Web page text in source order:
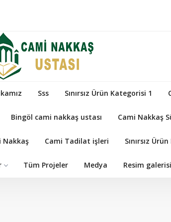
Sss Sınırsız Ürün Kategorisi 1
Bingöl cami nakkaş ustası Cami Nakkaş
Nakkaş Cami Tadilat işleri Sınırsız
Tüm Projeler Medya Resim galerisi